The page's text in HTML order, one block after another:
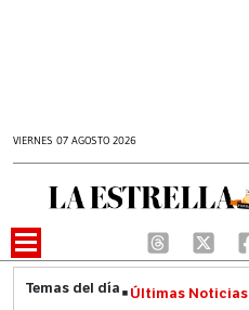
VIERNES 07 AGOSTO 2026
Últimas Noticias